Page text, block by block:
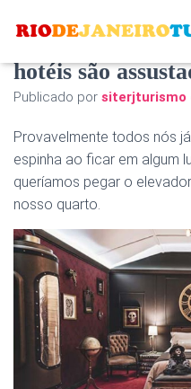
Essas histórias de
hotéis são
Publicado por siterjturismo
Provavelmente todos nós
espinha ao ficar em algum
queríamos pegar o
nosso quarto.